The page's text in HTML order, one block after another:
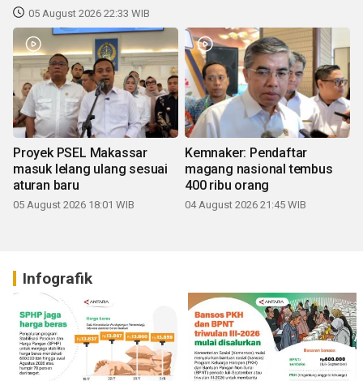
05 August 2026 22:33 WIB
Proyek PSEL Makassar
masuk lelang ulang sesuai
aturan baru
05 August 2026 18:01 WIB
Kemnaker: Pendaftar
magang nasional tembus
400 ribu orang
04 August 2026 21:45 WIB
Infografik